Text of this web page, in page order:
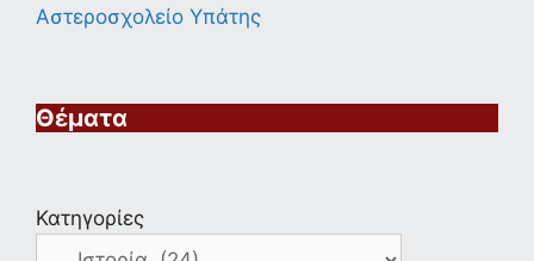
Αστεροσχολείο Υπάτης
Θέματα
Κατηγορίες